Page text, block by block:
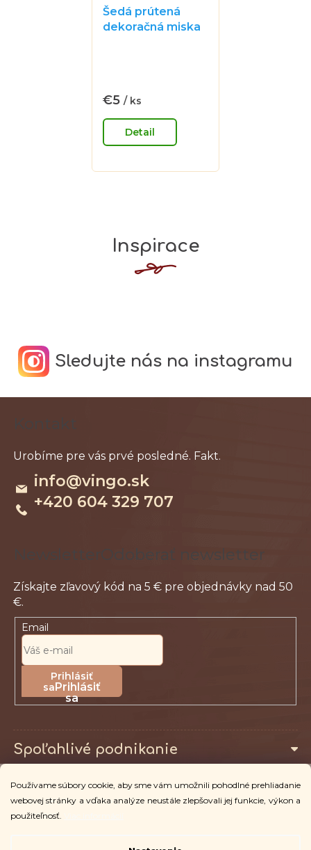
Používame súbory cookie, aby sme vám umožnili pohodlné prehliadanie
webovej stránky a vďaka analýze neustále zlepšovali jej funkcie, výkon a
použiteľnosť.
Šedá prútená
dekoračná miska
je
z
€5 / ks
cena:Detail
Inspirace
Sledujte nás na instagramu
info@vingo.sk
+420 604 329 707
Odoberať newsletter
Email
Prihlásiť
sa
Spoľahlivé podnikanie
Pro zákazníky